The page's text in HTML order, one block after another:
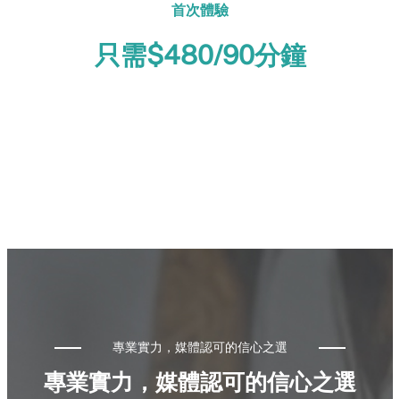
首次體驗
只需$480/90分鐘
專業實力，媒體認可的信心之選
專業實力，媒體認可的信心之選